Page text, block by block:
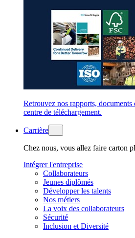
Retrouvez nos rapports, documents
centre de téléchargement.
Carrière
Chez nous, vous allez faire carton
Intégrer l'entreprise
Collaborateurs
Jeunes diplômés
Développer les talents
Nos métiers
La voix des collaborateurs
Sécurité
Inclusion et Diversité